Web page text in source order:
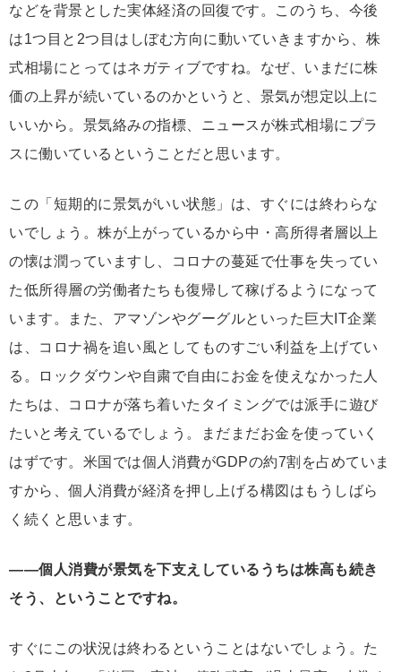
などを背景とした実体経済の回復です。このうち、今後
は1つ目と2つ目はしぼむ方向に動いていきますから、株
式相場にとってはネガティブですね。なぜ、いまだに株
価の上昇が続いているのかというと、景気が想定以上に
いいから。景気絡みの指標、ニュースが株式相場にプラ
スに働いているということだと思います。
この「短期的に景気がいい状態」は、すぐには終わらな
いでしょう。株が上がっているから中・高所得者層以上
の懐は潤っていますし、コロナの蔓延で仕事を失ってい
た低所得層の労働者たちも復帰して稼げるようになって
います。また、アマゾンやグーグルといった巨大IT企業
は、コロナ禍を追い風としてものすごい利益を上げてい
る。ロックダウンや自粛で自由にお金を使えなかった人
たちは、コロナが落ち着いたタイミングでは派手に遊び
たいと考えているでしょう。まだまだお金を使っていく
はずです。米国では個人消費がGDPの約7割を占めていま
すから、個人消費が経済を押し上げる構図はもうしばら
く続くと思います。
――個人消費が景気を下支えしているうちは株高も続き
そう、ということですね。
すぐにこの状況は終わるということはないでしょう。た